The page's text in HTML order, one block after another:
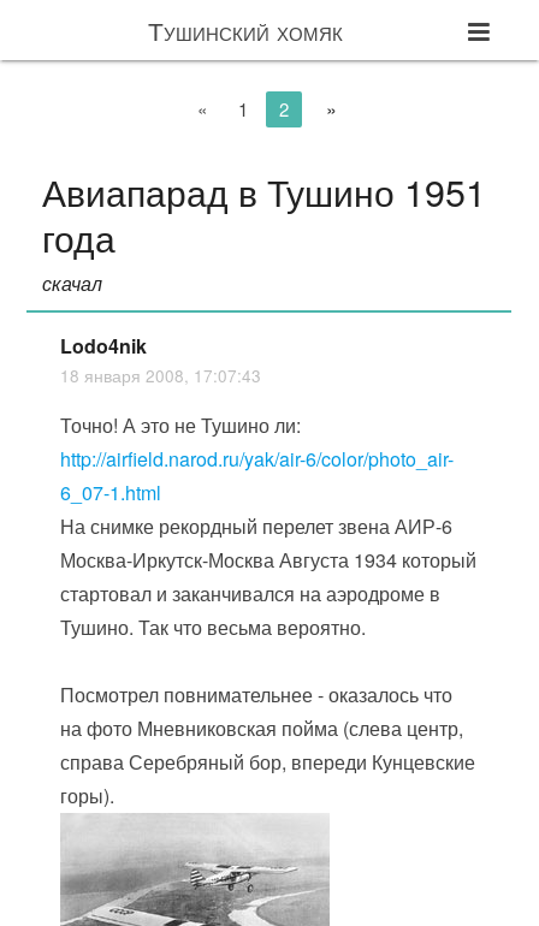
Тушинский хомяк
« 1 2 »
Авиапарад в Тушино 1951
года
скачал
Lodo4nik
18 января 2008, 17:07:43
Точно! А это не Тушино ли:
http://airfield.narod.ru/yak/air-6/color/photo_air-
6_07-1.html
На снимке рекордный перелет звена АИР-6
Москва-Иркутск-Москва Августа 1934 который
стартовал и заканчивался на аэродроме в
Тушино. Так что весьма вероятно.
Посмотрел повнимательнее - оказалось что
на фото Мневниковская пойма (слева центр,
справа Серебряный бор, впереди Кунцевские
горы).